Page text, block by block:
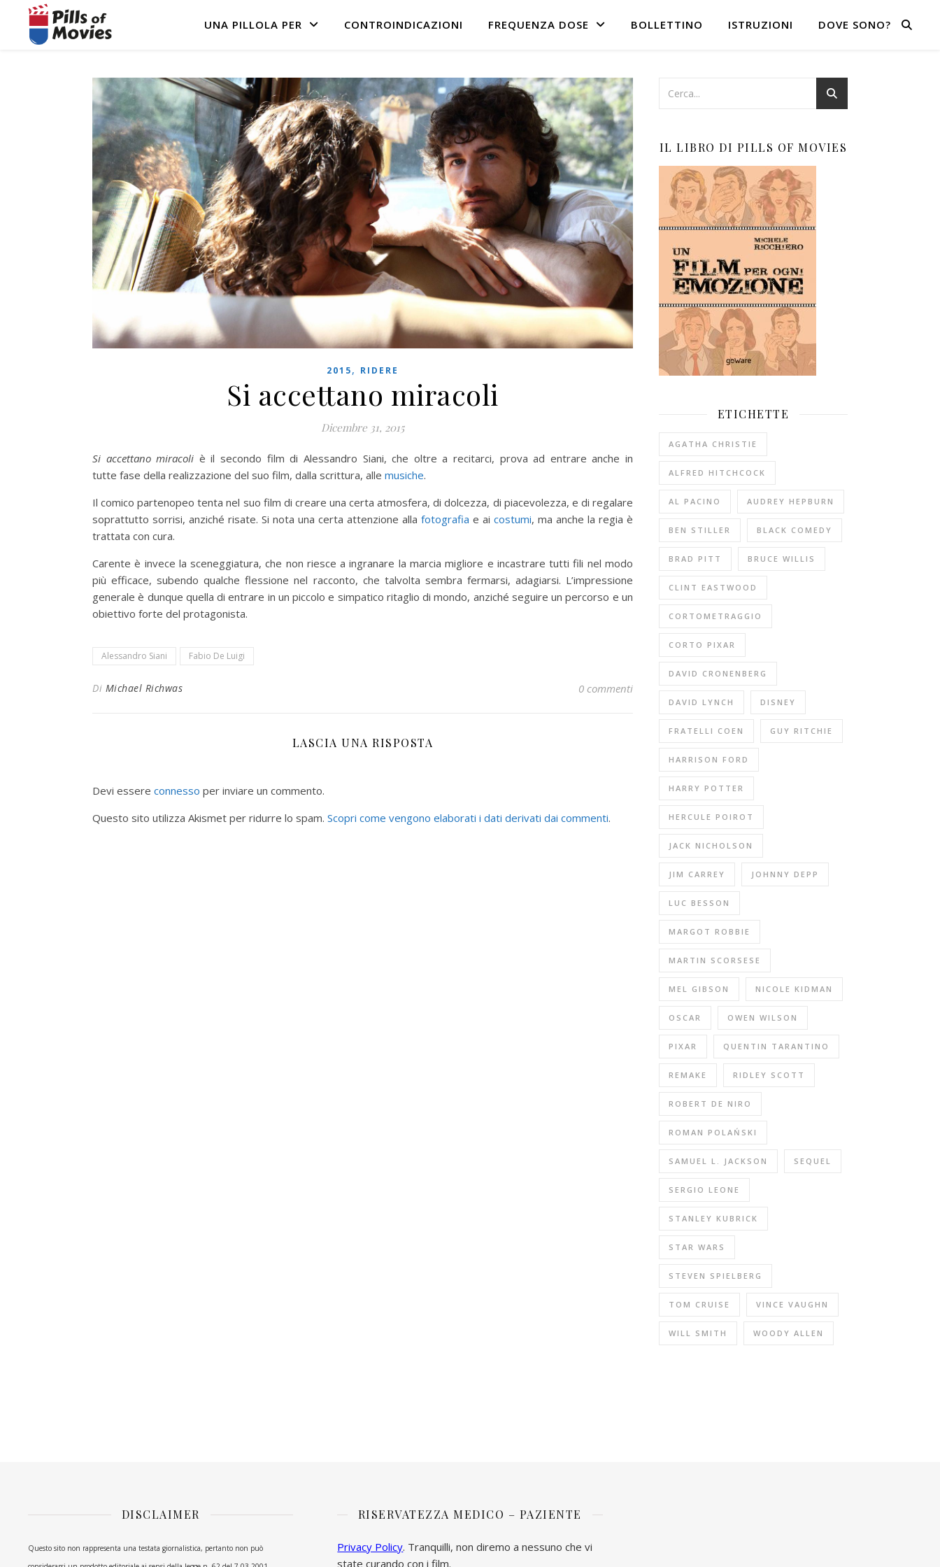
UNA PILLOLA PER CONTROINDICAZIONI FREQUENZA DOSE BOLLETTINO ISTRUZIONI DOVE SONO?
2015, RIDERE
Si accettano miracoli
Dicembre 31, 2015
Si accettano miracoli è il secondo film di Alessandro Siani, che oltre a recitarci, prova ad entrare anche in
tutte fase della realizzazione del suo film, dalla scrittura, alle musiche.
Il comico partenopeo tenta nel suo film di creare una certa atmosfera, di dolcezza, di piacevolezza, e di regalare
soprattutto sorrisi, anziché risate. Si nota una certa attenzione alla fotografia e ai costumi, ma anche la regia è
trattata con cura.
Carente è invece la sceneggiatura, che non riesce a ingranare la marcia migliore e incastrare tutti fili nel modo
più efficace, subendo qualche flessione nel racconto, che talvolta sembra fermarsi, adagiarsi. L’impressione
generale è dunque quella di entrare in un piccolo e simpatico ritaglio di mondo, anziché seguire un percorso e un
obiettivo forte del protagonista.
Alessandro Siani Fabio De Luigi
Di Michael Richwas 0 commenti
LASCIA UNA RISPOSTA
Devi essere connesso per inviare un commento.
Questo sito utilizza Akismet per ridurre lo spam. Scopri come vengono elaborati i dati derivati dai commenti.
IL LIBRO DI PILLS OF MOVIES
ETICHETTE
AGATHA CHRISTIE
ALFRED HITCHCOCK
AL PACINO AUDREY HEPBURN
BEN STILLER BLACK COMEDY
BRAD PITT BRUCE WILLIS
CLINT EASTWOOD
CORTOMETRAGGIO
CORTO PIXAR
DAVID CRONENBERG
DAVID LYNCH DISNEY
FRATELLI COEN GUY RITCHIE
HARRISON FORD
HARRY POTTER
HERCULE POIROT
JACK NICHOLSON
JIM CARREY JOHNNY DEPP
LUC BESSON
MARGOT ROBBIE
MARTIN SCORSESE
MEL GIBSON NICOLE KIDMAN
OSCAR OWEN WILSON
PIXAR QUENTIN TARANTINO
REMAKE RIDLEY SCOTT
ROBERT DE NIRO
ROMAN POLAŃSKI
SAMUEL L. JACKSON SEQUEL
SERGIO LEONE
STANLEY KUBRICK
STAR WARS
STEVEN SPIELBERG
TOM CRUISE VINCE VAUGHN
WILL SMITH WOODY ALLEN
DISCLAIMER
Questo sito non rappresenta una testata giornalistica, pertanto non può
RISERVATEZZA MEDICO – PAZIENTE
Privacy Policy. Tranquilli, non diremo a nessuno che vi
state curando con i film.